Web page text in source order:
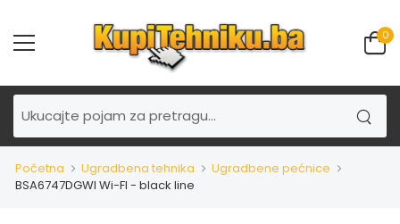
0
Početna Ugradbena tehnika
Ugradbene pećnice
BSA6747DGWI Wi-FI - black line